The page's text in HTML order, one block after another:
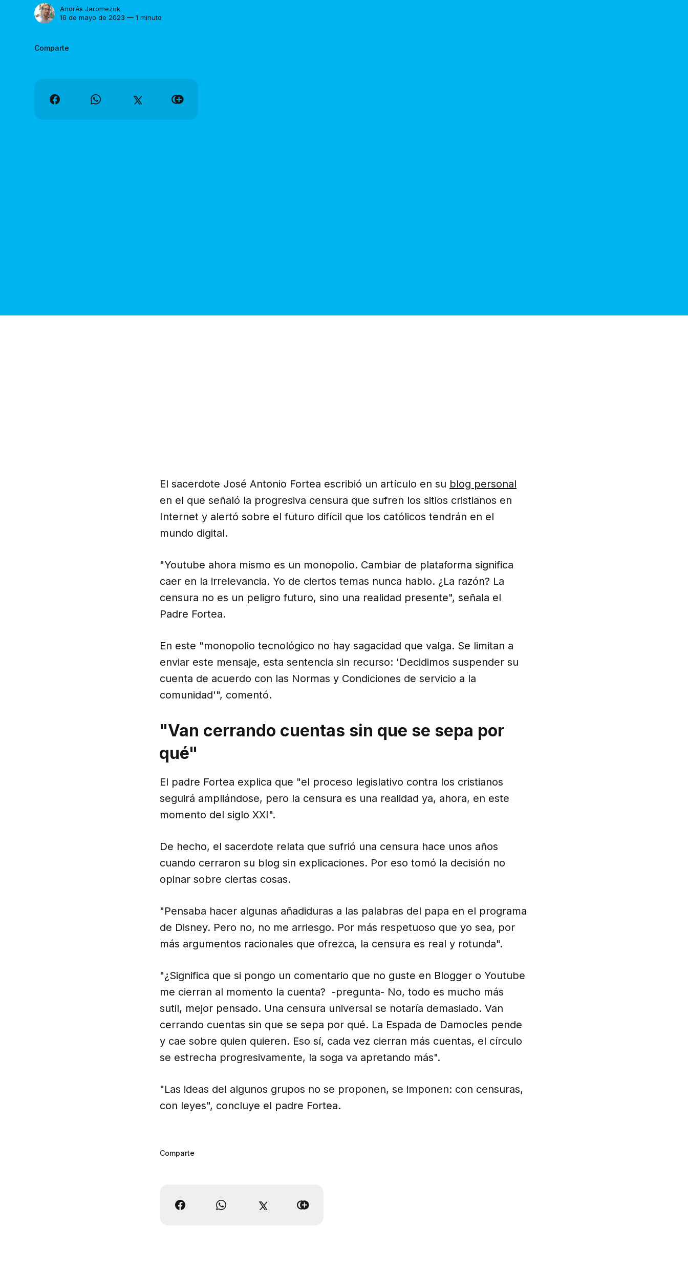
Andrés Jaromezuk
16 de mayo de 2023 — 1 minuto
Comparte
El sacerdote José Antonio Fortea escribió un artículo en su blog personal
en el que señaló la progresiva censura que sufren los sitios cristianos en
Internet y alertó sobre el futuro difícil que los católicos tendrán en el
mundo digital.
"Youtube ahora mismo es un monopolio. Cambiar de plataforma significa
caer en la irrelevancia. Yo de ciertos temas nunca hablo. ¿La razón? La
censura no es un peligro futuro, sino una realidad presente", señala el
Padre Fortea.
En este "monopolio tecnológico no hay sagacidad que valga. Se limitan a
enviar este mensaje, esta sentencia sin recurso: 'Decidimos suspender su
cuenta de acuerdo con las Normas y Condiciones de servicio a la
comunidad'", comentó.
"Van cerrando cuentas sin que se sepa por
qué"
El padre Fortea explica que "el proceso legislativo contra los cristianos
seguirá ampliándose, pero la censura es una realidad ya, ahora, en este
momento del siglo XXI".
De hecho, el sacerdote relata que sufrió una censura hace unos años
cuando cerraron su blog sin explicaciones. Por eso tomó la decisión no
opinar sobre ciertas cosas.
"Pensaba hacer algunas añadiduras a las palabras del papa en el programa
de Disney. Pero no, no me arriesgo. Por más respetuoso que yo sea, por
más argumentos racionales que ofrezca, la censura es real y rotunda".
"¿Significa que si pongo un comentario que no guste en Blogger o Youtube
me cierran al momento la cuenta? -pregunta- No, todo es mucho más
sutil, mejor pensado. Una censura universal se notaría demasiado. Van
cerrando cuentas sin que se sepa por qué. La Espada de Damocles pende
y cae sobre quien quieren. Eso sí, cada vez cierran más cuentas, el círculo
se estrecha progresivamente, la soga va apretando más".
"Las ideas del algunos grupos no se proponen, se imponen: con censuras,
con leyes", concluye el padre Fortea.
Comparte